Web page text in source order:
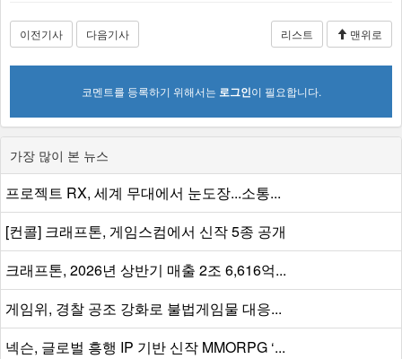
이전기사 다음기사 리스트 맨위로
코멘트를 등록하기 위해서는 로그인이 필요합니다.
가장 많이 본 뉴스
프로젝트 RX, 세계 무대에서 눈도장...소통...
[컨콜] 크래프톤, 게임스컴에서 신작 5종 공개
크래프톤, 2026년 상반기 매출 2조 6,616억...
게임위, 경찰 공조 강화로 불법게임물 대응...
넥슨, 글로벌 흥행 IP 기반 신작 MMORPG ‘...